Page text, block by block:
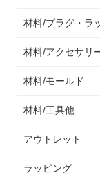
材料/プラグ・ラ
材料/アクセサリ
材料/モールド
材料/工具他
アウトレット
ラッピング